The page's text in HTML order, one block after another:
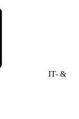
IT- &